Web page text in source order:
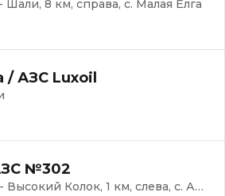
8 км, справа, с. Малая Елга
/ АЗС Luxoil
№302
а/д Алексеевское - Высокий Колок, 1 км, слева, с. Алексеевское